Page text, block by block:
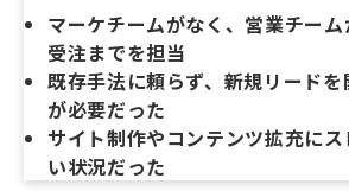
マーケチームがなく、営業チー
受注までを担当
既存手法に頼らず、新規リード
が必要だった
サイト制作やコンテンツ拡充に
い状況だった